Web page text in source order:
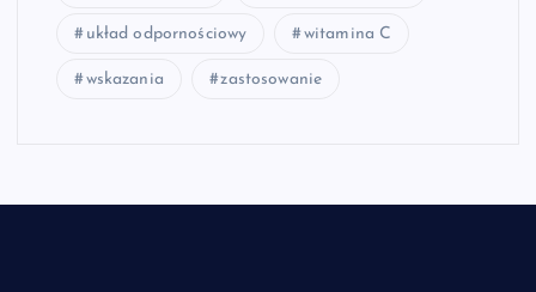
układ odpornościowy witamina C
wskazania zastosowanie